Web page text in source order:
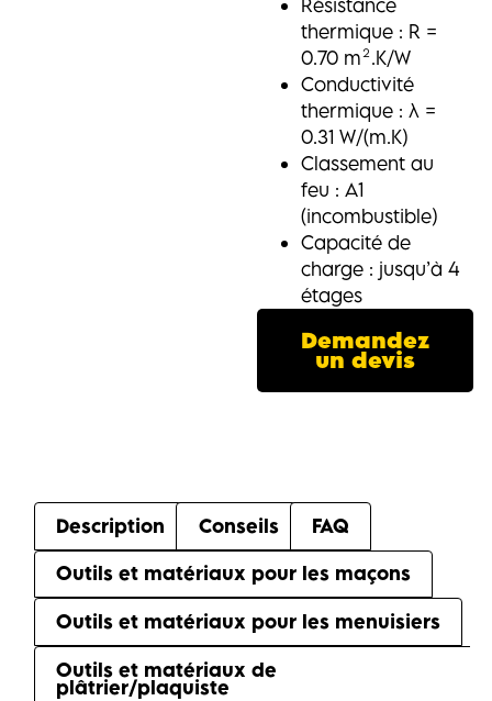
Résistance
thermique : R =
0.70 m².K/W
Conductivité
thermique : λ =
0.31 W/(m.K)
Classement au
feu : A1
(incombustible)
Capacité de
charge : jusqu’à 4
étages
Demandez
un devis
Description Conseils
FAQ
Outils et matériaux pour les maçons
Outils et matériaux pour les menuisiers
Outils et matériaux de
plâtrier/plaquiste